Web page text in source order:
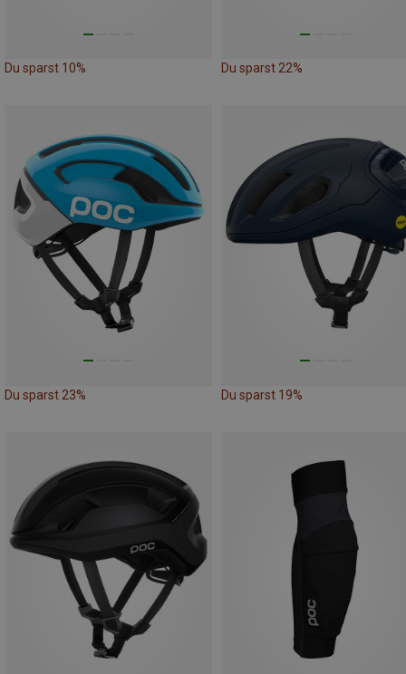
Du sparst 10% Du sparst 22%
Du sparst 23% Du sparst 19%